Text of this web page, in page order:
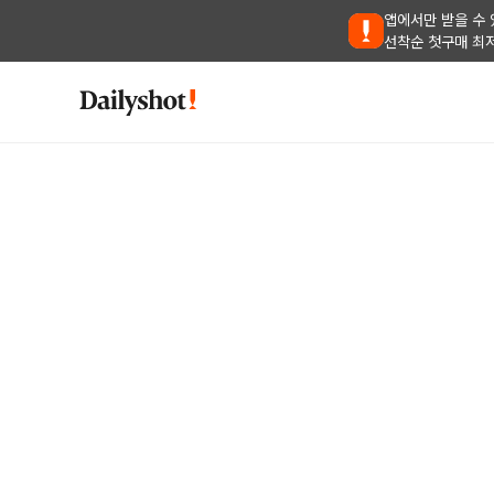
앱에서만 받을 수
선착순 첫구매 최